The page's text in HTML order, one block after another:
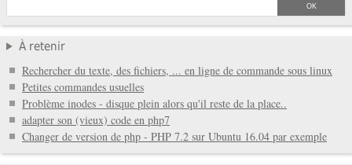
À retenir
Rechercher du texte, des fichiers, ... en ligne de commande sous linux
Petites commandes usuelles
Problème inodes - disque plein alors qu'il reste de la place..
adapter son (vieux) code en php7
Changer de version de php - PHP 7.2 sur Ubuntu 16.04 par exemple